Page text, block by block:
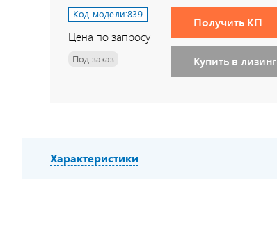
Код модели:839
Цена по запросу
Под заказ
Получить КП
Купить в лизинг
Характеристики